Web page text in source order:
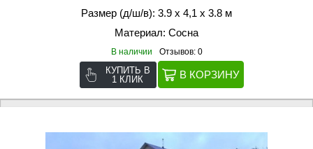
Размер (д/ш/в): 3.9 х 4,1 х 3.8 м
Материал: Сосна
В наличии Отзывов: 0
КУПИТЬ В
1 КЛИК